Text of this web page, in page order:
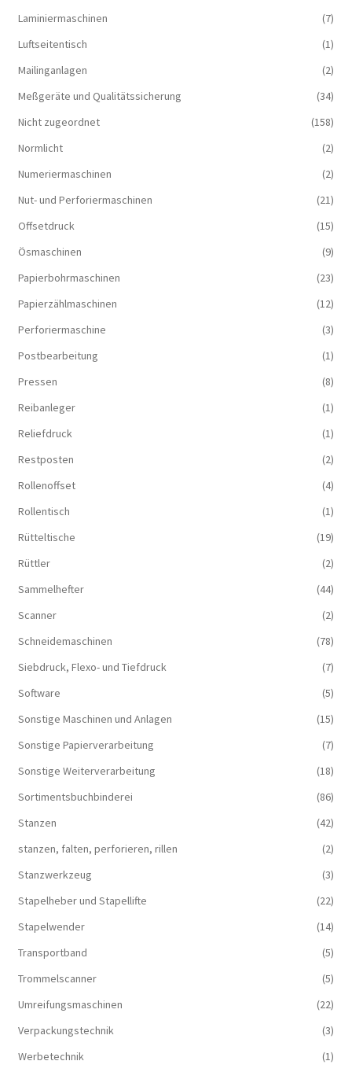
Laminiermaschinen
(7)
Luftseitentisch
(1)
Mailinganlagen
(2)
Meßgeräte und Qualitätssicherung
(34)
Nicht zugeordnet
(158)
Normlicht
(2)
Numeriermaschinen
(2)
Nut- und Perforiermaschinen
(21)
Offsetdruck
(15)
Ösmaschinen
(9)
Papierbohrmaschinen
(23)
Papierzählmaschinen
(12)
Perforiermaschine
(3)
Postbearbeitung
(1)
Pressen
(8)
Reibanleger
(1)
Reliefdruck
(1)
Restposten
(2)
Rollenoffset
(4)
Rollentisch
(1)
Rütteltische
(19)
Rüttler
(2)
Sammelhefter
(44)
Scanner
(2)
Schneidemaschinen
(78)
Siebdruck, Flexo- und Tiefdruck
(7)
Software
(5)
Sonstige Maschinen und Anlagen
(15)
Sonstige Papierverarbeitung
(7)
Sonstige Weiterverarbeitung
(18)
Sortimentsbuchbinderei
(86)
Stanzen
(42)
stanzen, falten, perforieren, rillen
(2)
Stanzwerkzeug
(3)
Stapelheber und Stapellifte
(22)
Stapelwender
(14)
Transportband
(5)
Trommelscanner
(5)
Umreifungsmaschinen
(22)
Verpackungstechnik
(3)
Werbetechnik
(1)